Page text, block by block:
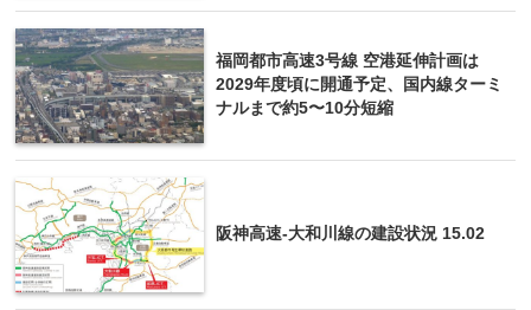
福岡都市高速3号線 空港延伸計画は
2029年度頃に開通予定、国内線ターミ
ナルまで約5〜10分短縮
阪神高速-大和川線の建設状況 15.02